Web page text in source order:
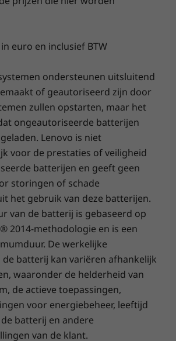
realtime toegang op afstand.
app ThinkSmart Manager.
privacy
euro en inclusief BTW
ondersteunen uitsluitend
of geautoriseerd zijn door
zullen opstarten, maar het
ongeautoriseerde batterijen
Lenovo is niet
voor de prestaties of veiligheid
batterijen en geeft geen
storingen of schade
het gebruik van deze batterijen.
van de batterij is gebaseerd op
2014-methodologie en is een
De werkelijke
de batterij kan variëren afhankelijk
waaronder de helderheid van
de actieve toepassingen,
voor energiebeheer, leeftijd
batterij en andere
van de klant.